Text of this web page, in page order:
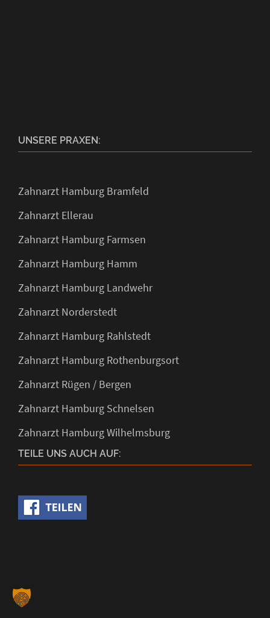
UNSERE PRAXEN:
Zahnarzt Hamburg Bramfeld
Zahnarzt Ellerau
Zahnarzt Hamburg Farmsen
Zahnarzt Hamburg Hamm
Zahnarzt Hamburg Landwehr
Zahnarzt Norderstedt
Zahnarzt Hamburg Rahlstedt
Zahnarzt Hamburg Rothenburgsort
Zahnarzt Rügen / Bergen
Zahnarzt Hamburg Schnelsen
Zahnarzt Hamburg Wilhelmsburg
TEILE UNS AUCH AUF: